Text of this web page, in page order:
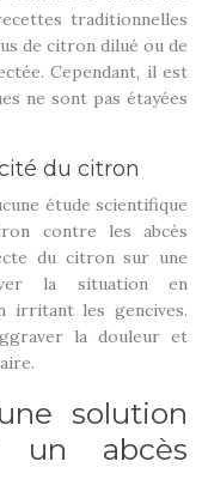
traditionnelles
de citron dilué ou de
Cependant, il est
ne sont pas étayées
du citron
étude scientifique
contre les abcès
du citron sur une
la situation en
irritant les gencives.
la douleur et
solution
un abcès